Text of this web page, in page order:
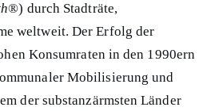
®) durch Stadträte,
weltweit. Der Erfolg der
Konsumraten in den 1990ern
Mobilisierung und
der substanzärmsten Länder